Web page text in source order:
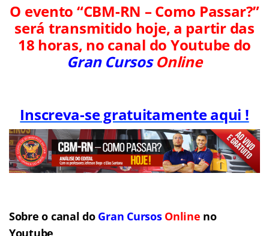
O evento “CBM-RN – Como Passar?”
será transmitido hoje, a partir das
18 horas, no canal do Youtube do
Gran CursosOnline
Inscreva-se gratuitamente aqui !
Sobre o canal doGran Cursos Online no